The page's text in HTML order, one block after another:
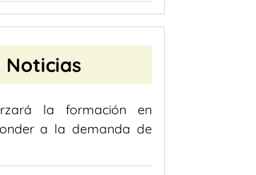
Noticias
la formación en
a la demanda de